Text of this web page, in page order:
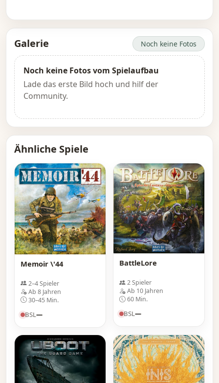
Galerie Noch keine Fotos
Noch keine Fotos vom Spielaufbau
Lade das erste Bild hoch und hilf der
Community.
Ähnliche Spiele
Memoir \'44
2–4 Spieler
Ab 8 Jahren
30–45 Min.
BSL—
BattleLore
2 Spieler
Ab 10 Jahren
60 Min.
BSL—